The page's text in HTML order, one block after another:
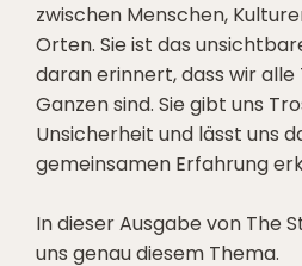
zwischen Menschen,
Orten. Sie ist das
daran erinnert, dass wir
Ganzen sind. Sie gibt uns
Unsicherheit und lässt uns
gemeinsamen Erfahrung
In dieser Ausgabe von The
uns genau diesem Thema.